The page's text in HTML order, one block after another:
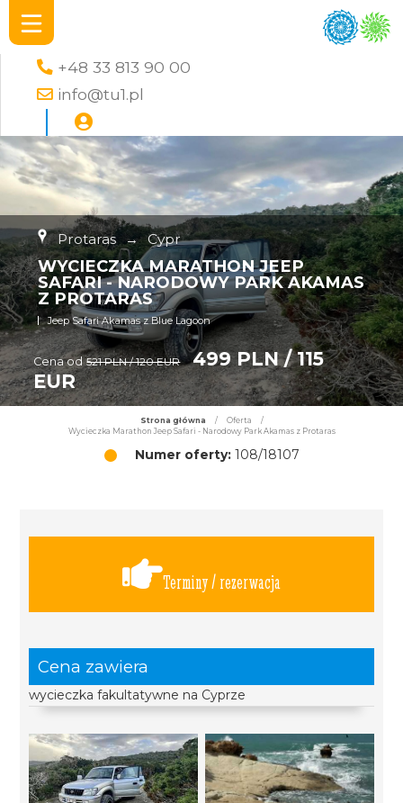
+48 33 813 90 00
info@tu1.pl
Protaras → Cypr
WYCIECZKA MARATHON JEEP
SAFARI - NARODOWY PARK AKAMAS
Z PROTARAS
Jeep Safari Akamas z Blue Lagoon
Cena od 521 PLN / 120 EUR
499 PLN / 115
EUR
Strona główna / Oferta
/
Wycieczka Marathon Jeep Safari - Narodowy Park Akamas z Protaras
Numer oferty:108/18107
Terminy / rezerwacja
Cena zawiera
wycieczka fakultatywne na Cyprze